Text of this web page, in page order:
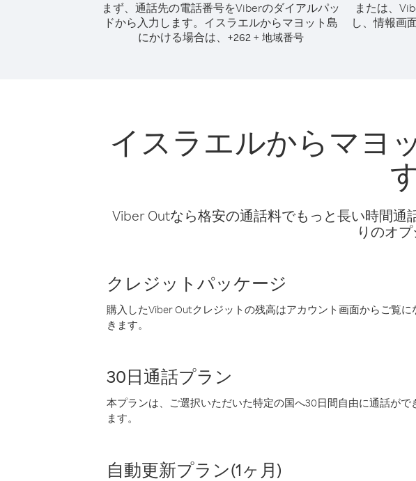
まず、通話先の電話番号をViberのダイアルパッ
ドから入力します。 イスラエルからマヨット島
にかける場合は、 +262 + 地域番号
または、
し、情報画
イスラエルからマヨ
Viber Outなら格安の通話料でもっと長い時間
りのオ
クレジットパッケージ
購入したViber Outクレジットの残高はアカウント画面からご覧
きます。
30日通話プラン
本プランは、ご選択いただいた特定の国へ30日間自由に通話が
ます。
自動更新プラン(1ヶ月)